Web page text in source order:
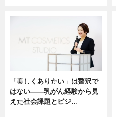
「美しくありたい」は贅沢で
はない――乳がん経験から見
えた社会課題とビジ…